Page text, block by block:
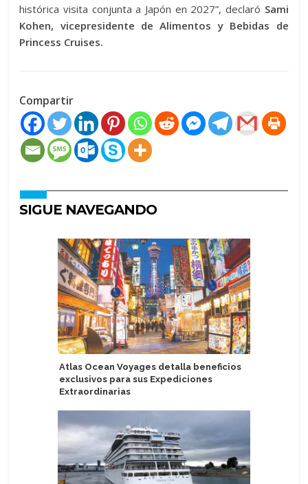
histórica visita conjunta a Japón en 2027”, declaró Sami
Kohen, vicepresidente de Alimentos y Bebidas de
Princess Cruises.
Compartir
SIGUE NAVEGANDO
Atlas Ocean Voyages detalla beneficios
exclusivos para sus Expediciones
Extraordinarias